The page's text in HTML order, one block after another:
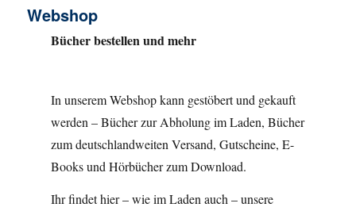
Webshop
Bücher bestellen und mehr
In unserem Webshop kann gestöbert und gekauft
werden – Bücher zur Abholung im Laden, Bücher
zum deutschlandweiten Versand, Gutscheine, E-
Books und Hörbücher zum Download.
Ihr findet hier – wie im Laden auch – unsere